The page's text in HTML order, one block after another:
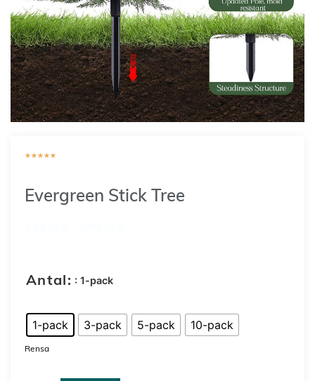
★★★★★
Evergreen Stick Tree
Antal: : 1-pack
1-pack 3-pack 5-pack 10-pack
Rensa